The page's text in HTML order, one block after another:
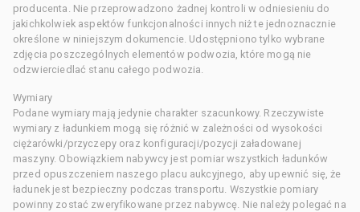
producenta. Nie przeprowadzono żadnej kontroli w odniesieniu do
jakichkolwiek aspektów funkcjonalności innych niż te jednoznacznie
określone w niniejszym dokumencie. Udostępniono tylko wybrane
zdjęcia poszczególnych elementów podwozia, które mogą nie
odzwierciedlać stanu całego podwozia.
Wymiary
Podane wymiary mają jedynie charakter szacunkowy. Rzeczywiste
wymiary z ładunkiem mogą się różnić w zależności od wysokości
ciężarówki/przyczepy oraz konfiguracji/pozycji załadowanej
maszyny. Obowiązkiem nabywcy jest pomiar wszystkich ładunków
przed opuszczeniem naszego placu aukcyjnego, aby upewnić się, że
ładunek jest bezpieczny podczas transportu. Wszystkie pomiary
powinny zostać zweryfikowane przez nabywcę. Nie należy polegać na